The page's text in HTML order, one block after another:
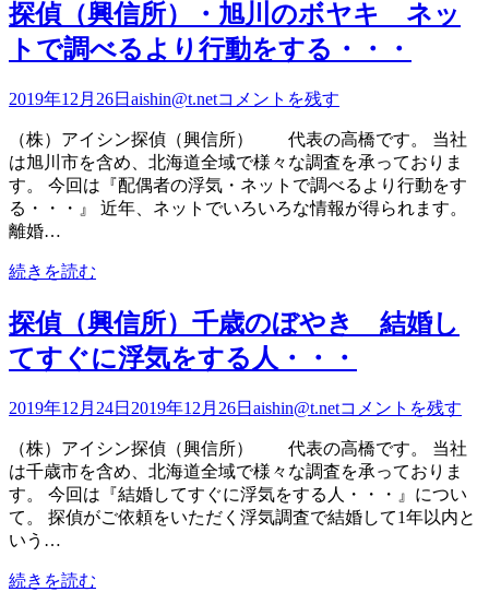
探偵（興信所）・旭川のボヤキ ネッ
トで調べるより行動をする・・・
2019年12月26日 aishin@t.netコメントを残す
（株）アイシン探偵（興信所） 代表の高橋です。 当社
は旭川市を含め、北海道全域で様々な調査を承っておりま
す。 今回は『配偶者の浮気・ネットで調べるより行動をす
る・・・』 近年、ネットでいろいろな情報が得られます。
離婚…
続きを読む
探偵（興信所）千歳のぼやき 結婚し
てすぐに浮気をする人・・・
2019年12月24日 2019年12月26日 aishin@t.netコメントを残す
（株）アイシン探偵（興信所） 代表の高橋です。 当社
は千歳市を含め、北海道全域で様々な調査を承っておりま
す。 今回は『結婚してすぐに浮気をする人・・・』につい
て。 探偵がご依頼をいただく浮気調査で結婚して1年以内と
いう…
続きを読む